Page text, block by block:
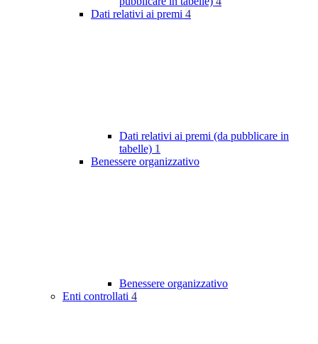
Dati relativi ai premi 4
Dati relativi ai premi (da pubblicare in
tabelle) 1
Benessere organizzativo
Benessere organizzativo
Enti controllati 4